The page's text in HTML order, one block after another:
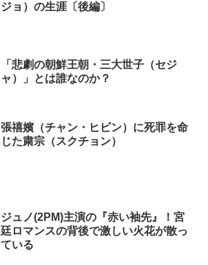
ジョ）の生涯〔後編〕
「悲劇の朝鮮王朝・三大世子（セジ
ャ）」とは誰なのか？
張禧嬪（チャン・ヒビン）に死罪を命
じた粛宗（スクチョン）
ジュノ(2PM)主演の『赤い袖先』！宮
廷ロマンスの背後で激しい火花が散っ
ている